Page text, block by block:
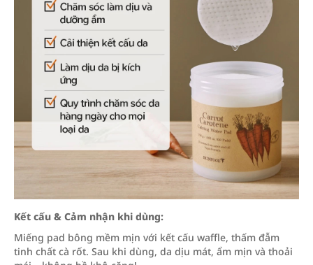
Kết cấu & Cảm nhận khi dùng:
Miếng pad bông mềm mịn với kết cấu waffle, thấm đẫm
tinh chất cà rốt. Sau khi dùng, da dịu mát, ẩm mịn và thoải